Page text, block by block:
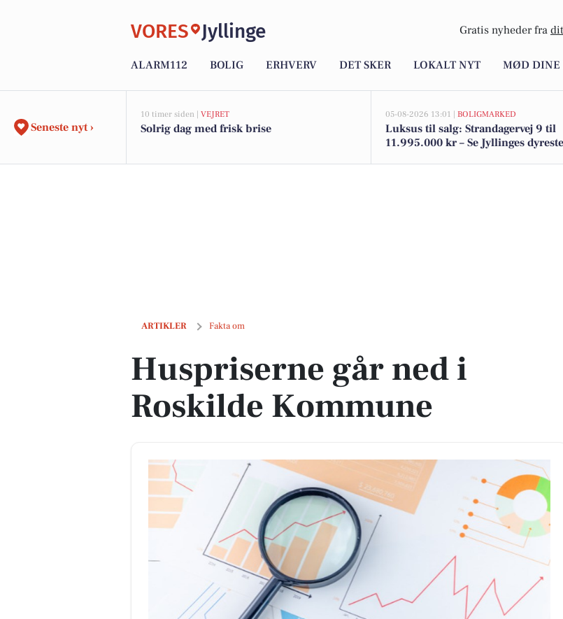
VORES Jyllinge Gratis nyheder fra dit
ALARM112 BOLIG ERHVERV DET SKER LOKALT NYT MØD DINE
Seneste nyt ›
10 timer siden | VEJRET
Solrig dag med frisk brise
05-08-2026 13:01 | BOLIGMARKED
Luksus til salg: Strandagervej 9 til
11.995.000 kr – Se Jyllinges dyreste
ARTIKLER Fakta om
Huspriserne går ned i Roskilde Kommune
Huspriserne går ned i
Roskilde Kommune